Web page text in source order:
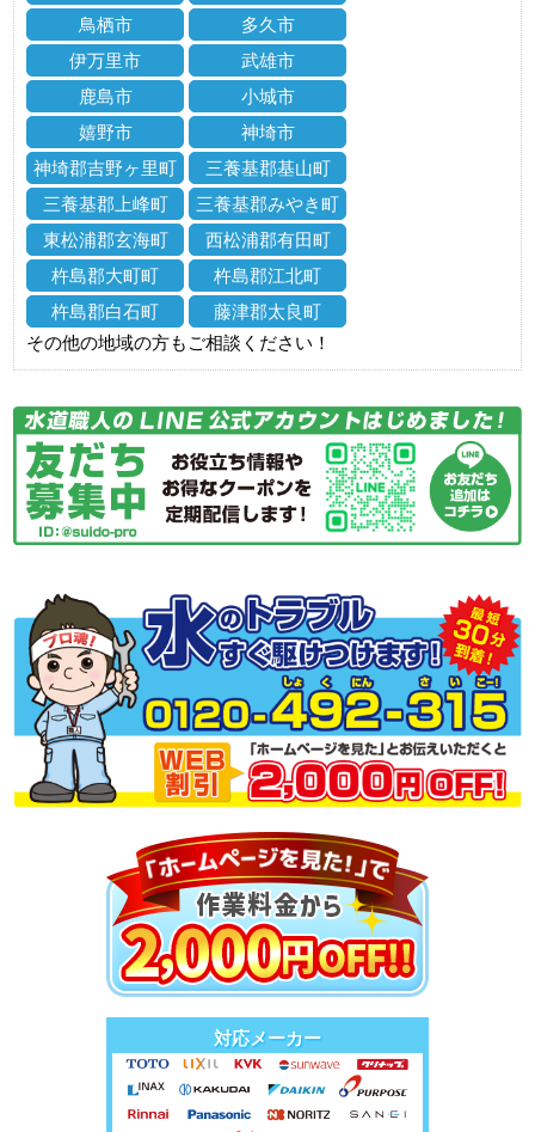
鳥栖市
多久市
伊万里市
武雄市
鹿島市
小城市
嬉野市
神埼市
神埼郡吉野ヶ里町
三養基郡基山町
三養基郡上峰町
三養基郡みやき町
東松浦郡玄海町
西松浦郡有田町
杵島郡大町町
杵島郡江北町
杵島郡白石町
藤津郡太良町
その他の地域の方もご相談ください！
対応メーカー